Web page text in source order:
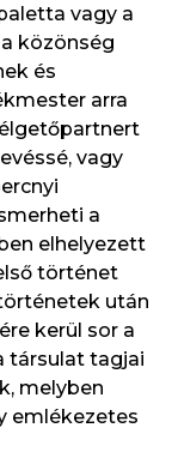
vagy a
közönség
és
arra
vagy
a
elhelyezett
történet
után
kerül sor a
társulat tagjai
melyben
emlékezetes